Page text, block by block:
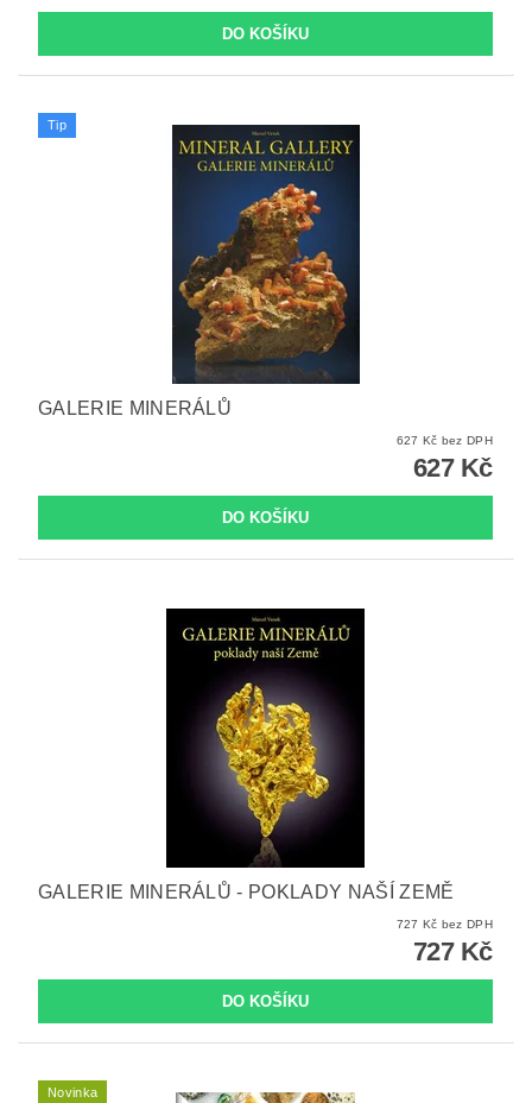
Tip
GALERIE MINERÁLŮ
627 Kč bez DPH
627 Kč
GALERIE MINERÁLŮ - POKLADY NAŠÍ ZEMĚ
727 Kč bez DPH
727 Kč
Novinka